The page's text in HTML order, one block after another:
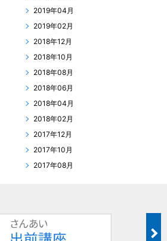
2019年04月
2019年02月
2018年12月
2018年10月
2018年08月
2018年06月
2018年04月
2018年02月
2017年12月
2017年10月
2017年08月